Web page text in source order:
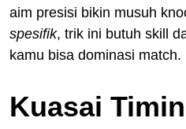
aim presisi bikin musuh
spesifik, trik ini butuh skill
kamu bisa dominasi match.
Kuasai